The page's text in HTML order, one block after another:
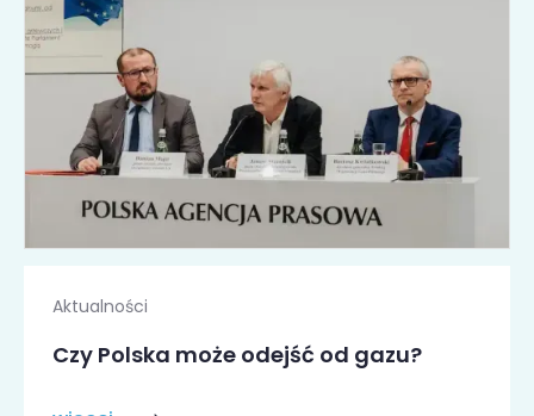
Aktualności
Czy Polska może odejść od gazu?